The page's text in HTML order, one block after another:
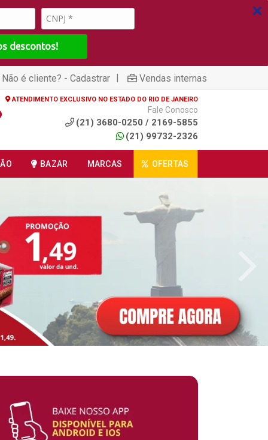
descontos!
Não é cliente? - Cadastrar | Vendas internas
ATENDIMENTO EXCLUSIVO NO ESTADO DO RIO DE JANEIRO
Fale Conosco
(21) 3680-0250 / 2169-5855
(21) 99732-2326
BAZAR MARCAS OFERTAS